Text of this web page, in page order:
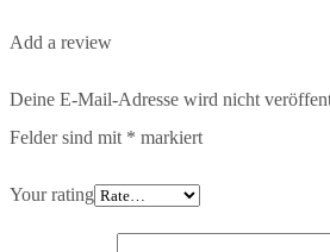
Add a review
Deine E-Mail-Adresse wird nicht
Felder sind mit * markiert
Your rating